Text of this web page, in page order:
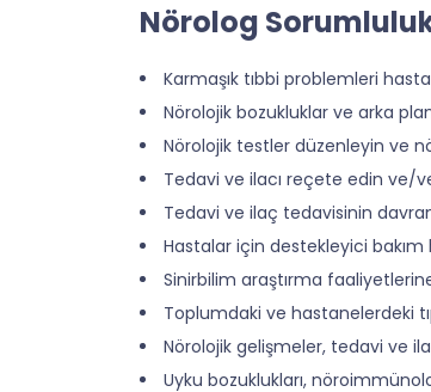
Nörolog
Karmaşık tıbbi problemleri
Nörolojik bozukluklar ve arka
Nörolojik testler düzenleyin ve
Tedavi ve ilacı reçete edin ve/
Tedavi ve ilaç tedavisinin
Hastalar için destekleyici
Sinirbilim araştırma faaliyetlerine
Toplumdaki ve hastanelerdeki
Nörolojik gelişmeler, tedavi ve
Uyku bozuklukları,